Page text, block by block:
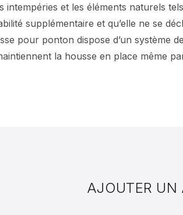
et les éléments naturels
supplémentaire et qu’elle ne se
pour ponton dispose d’un système
la housse en place même
AJOUTER UN